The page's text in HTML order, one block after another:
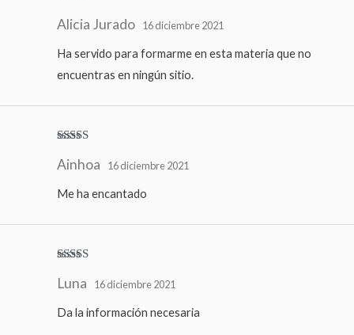
con5de 5
Alicia Jurado 16 diciembre 2021
Ha servido para formarme en esta materia que no
encuentras en ningún sitio.
con5de 5
Ainhoa 16 diciembre 2021
Me ha encantado
do con
Luna 16 diciembre 2021
Da la información necesaria